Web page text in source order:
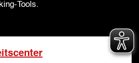
Tools.
eine gültige E-Mail-